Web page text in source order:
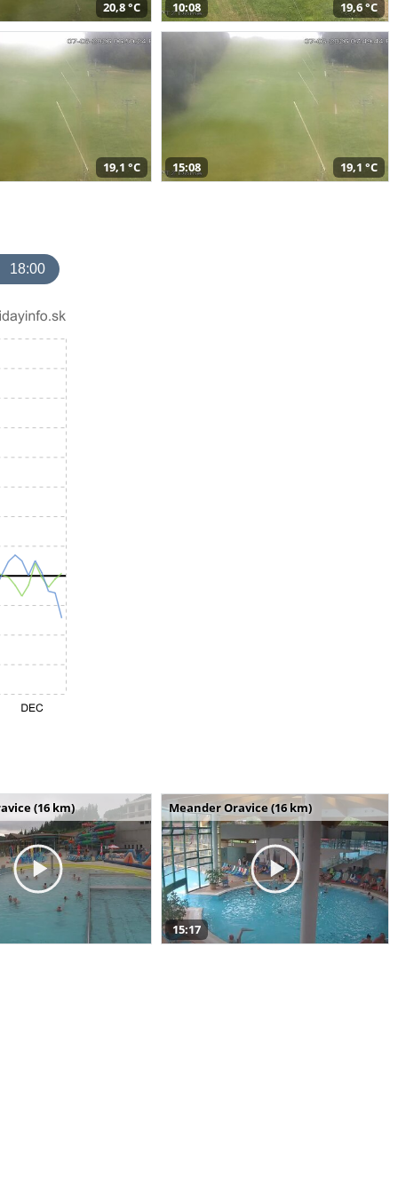
20,8 °C 10:08 19,6 °C
19,1 °C 15:08 19,1 °C
18:00
(16 km) Meander Oravice (16 km)
15:17